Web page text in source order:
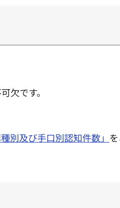
欠です。
別及び手口別認知件数」